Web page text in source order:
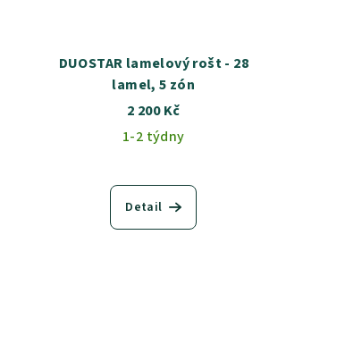
DUOSTAR lamelový rošt - 28
lamel, 5 zón
2 200 Kč
1-2 týdny
Detail